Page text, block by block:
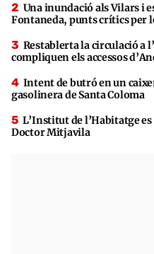
Una inundació als Vilars i
Fontaneda, punts crítics per
Restablerta la circulació a
compliquen els accessos
Intent de butró en un
gasolinera de Santa Coloma
L’Institut de l’Habitatge
Doctor Mitjavila